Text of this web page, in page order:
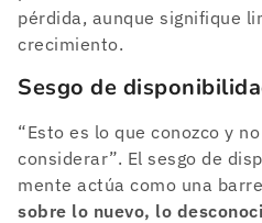
pérdida, aunque signifique
crecimiento.
Sesgo de
“Esto es lo que conozco y
considerar”. El sesgo de
mente actúa como una
sobre lo nuevo, lo